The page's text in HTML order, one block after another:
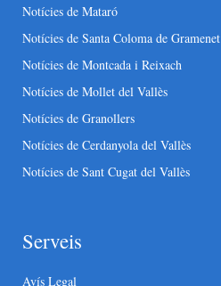
Notícies de Mataró
Notícies de Santa Coloma de Gramenet
Notícies de Montcada i Reixach
Notícies de Mollet del Vallès
Notícies de Granollers
Notícies de Cerdanyola del Vallès
Notícies de Sant Cugat del Vallès
Serveis
Avís Legal